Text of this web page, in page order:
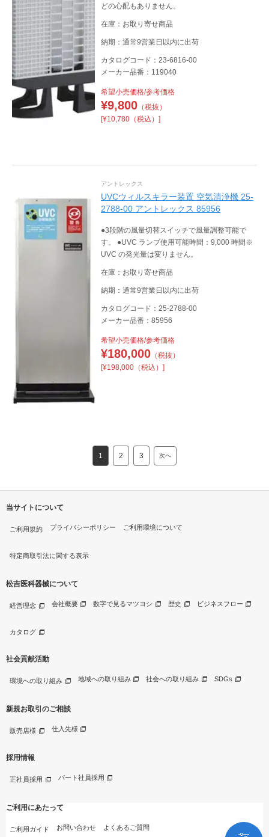
どの心配もありません。
在庫：お取り寄せ商品
納期：通常9営業日以内に出荷
カタログコード：23-6816-00
メーカー品番：119040
希望小売価格/参考価格
¥9,800（税抜）
[¥10,780（税込）]
アントレックス
UVCウィルスキラー装置 空気清浄機 25-
2788-00 アントレックス 85956
●3段階の風量切替スイッチで風量調整可能で
す。 ●UVC ランプ使用可能時間：9,000 時間※
UVC の発光量は変りません。
在庫：お取り寄せ商品
納期：通常9営業日以内に出荷
カタログコード：25-2788-00
メーカー品番：85956
希望小売価格/参考価格
¥180,000（税抜）
[¥198,000（税込）]
1 2 3 次へ
当サイトについて
ご利用規約 プライバシーポリシー ご利用環境について
特定商取引法に関する表示
松吉医科器械について
経営理念 会社概要 数字で見るマツヨシ 歴史 ビジネスフロー
カタログ
社会貢献活動
環境への取り組み 地域への取り組み 社会への取り組み SDGs
新規お取引のご相談
販売店様 仕入先様
採用情報
正社員採用 パート社員採用
ご利用にあたって
ご利用ガイド お問い合わせ よくあるご質問